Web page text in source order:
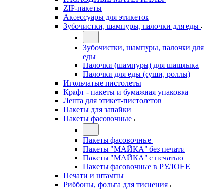
ZIP-пакеты
Аксессуары для этикеток
Зубочистки, шампуры, палочки для еды
Зубочистки, шампуры, палочки для
еды
Палочки (шампуры) для шашлыка
Палочки для еды (суши, роллы)
Игольчатые пистолеты
Крафт - пакеты и бумажная упаковка
Лента для этикет-пистолетов
Пакеты для запайки
Пакеты фасовочные
Пакеты фасовочные
Пакеты "МАЙКА" без печати
Пакеты "МАЙКА" с печатью
Пакеты фасовочные в РУЛОНЕ
Печати и штампы
Риббоны, фольга для тиснения